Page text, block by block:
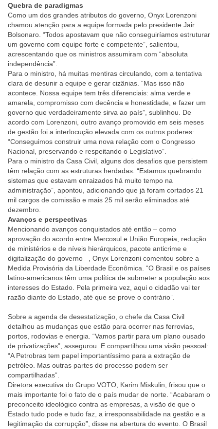
Quebra de paradigmas
Como um dos grandes atributos do governo, Onyx Lorenzoni
chamou atenção para a equipe formada pelo presidente Jair
Bolsonaro. “Todos apostavam que não conseguiríamos estruturar
um governo com equipe forte e competente”, salientou,
acrescentando que os ministros assumiram com “absoluta
independência”.
Para o ministro, há muitas mentiras circulando, com a tentativa
clara de desunir a equipe e gerar cizânias. “Mas isso não
acontece. Nossa equipe tem três diferenciais: alma verde e
amarela, compromisso com decência e honestidade, e fazer um
governo que verdadeiramente sirva ao país”, sublinhou. De
acordo com Lorenzoni, outro avanço promovido em seis meses
de gestão foi a interlocução elevada com os outros poderes:
“Conseguimos construir uma nova relação com o Congresso
Nacional, preservando e respeitando o Legislativo”.
Para o ministro da Casa Civil, alguns dos desafios que persistem
têm relação com as estruturas herdadas. “Estamos quebrando
sistemas que estavam enraizados há muito tempo na
administração”, apontou, adicionando que já foram cortados 21
mil cargos de comissão e mais 25 mil serão eliminados até
dezembro.
Avanços e perspectivas
Mencionando avanços conquistados até então – como
aprovação do acordo entre Mercosul e União Europeia, redução
de ministérios e de níveis hierárquicos, pacote anticrime e
digitalização do governo –, Onyx Lorenzoni comentou sobre a
Medida Provisória da Liberdade Econômica. “O Brasil e os países
latino-americanos têm uma política de submeter a população aos
interesses do Estado. Pela primeira vez, aqui o cidadão vai ter
razão diante do Estado, até que se prove o contrário”.
Sobre a agenda de desestatização, o chefe da Casa Civil
detalhou as mudanças que estão para ocorrer nas ferrovias,
portos, rodovias e energia. “Vamos partir para um plano ousado
de privatizações”, assegurou. E compartilhou uma visão pessoal:
“A Petrobras tem papel importantíssimo para a extração de
petróleo. Mas outras partes do processo podem ser
compartilhadas”.
Diretora executiva do Grupo VOTO, Karim Miskulin, frisou que o
mais importante foi o fato de o país mudar de norte. “Acabaram o
preconceito ideológico contra as empresas, a visão de que o
Estado tudo pode e tudo faz, a irresponsabilidade na gestão e a
legitimação da corrupção”, disse na abertura do evento. O Brasil